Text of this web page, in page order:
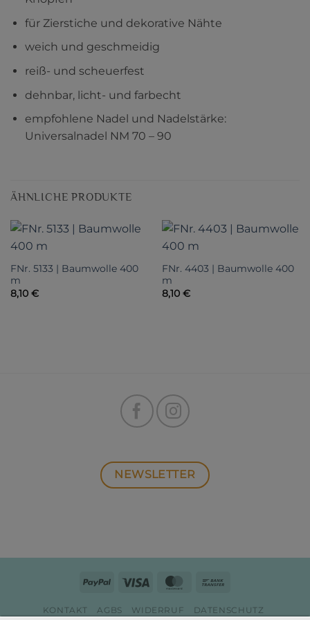
für Zierstiche und dekorative Nähte
weich und geschmeidig
reiß- und scheuerfest
dehnbar, licht- und farbecht
empfohlene Nadel und Nadelstärke:
Universalnadel NM 70 – 90
ÄHNLICHE PRODUKTE
FNr. 5133 | Baumwolle 400
m
8,10 €
FNr. 4403 | Baumwolle 400
m
8,10 €
NEWSLETTER
PayPal Visa MasterCard
KONTAKT AGBS WIDERRUF
DATENSCHUTZ